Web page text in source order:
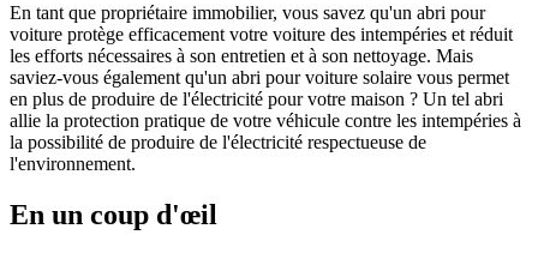
En tant que propriétaire immobilier, vous savez qu'un abri pour
voiture protège efficacement votre voiture des intempéries et réduit
les efforts nécessaires à son entretien et à son nettoyage. Mais
saviez-vous également qu'un abri pour voiture solaire vous permet
en plus de produire de l'électricité pour votre maison ? Un tel abri
allie la protection pratique de votre véhicule contre les intempéries à
la possibilité de produire de l'électricité respectueuse de
l'environnement.
En un coup d'œil